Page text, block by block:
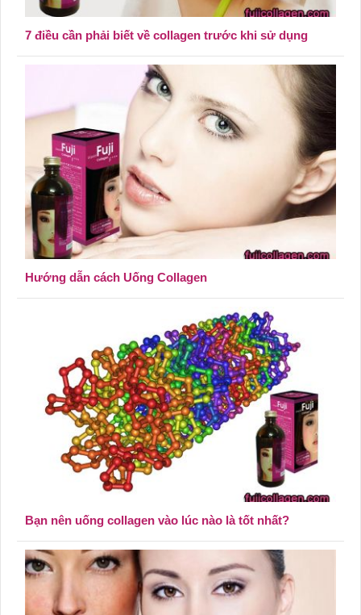
7 điều cần phải biết về collagen trước khi sử dụng
Hướng dẫn cách Uống Collagen
Bạn nên uống collagen vào lúc nào là tốt nhất?